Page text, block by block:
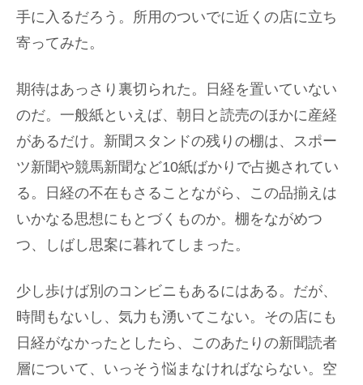
手に入るだろう。所用のついでに近くの店に立ち
寄ってみた。
期待はあっさり裏切られた。日経を置いていない
のだ。一般紙といえば、朝日と読売のほかに産経
があるだけ。新聞スタンドの残りの棚は、スポー
ツ新聞や競馬新聞など10紙ばかりで占拠されてい
る。日経の不在もさることながら、この品揃えは
いかなる思想にもとづくものか。棚をながめつ
つ、しばし思案に暮れてしまった。
少し歩けば別のコンビニもあるにはある。だが、
時間もないし、気力も湧いてこない。その店にも
日経がなかったとしたら、このあたりの新聞読者
層について、いっそう悩まなければならない。空